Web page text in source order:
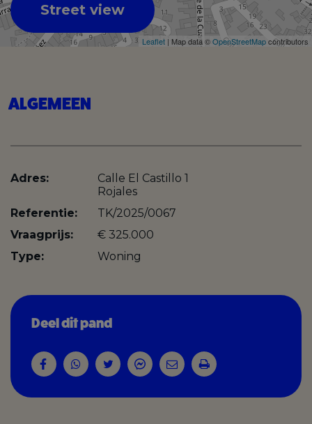
Leaflet | Map data ©OpenStreetMapcontributors
Street view
ALGEMEEN
Adres:
Calle El Castillo 1
Rojales
Referentie:
TK/2025/0067
Vraagprijs:
€ 325.000
Type:
Woning
Deel dit pand